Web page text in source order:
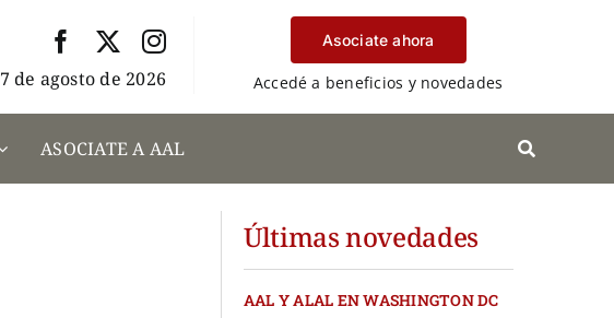
7 de agosto de 2026
Asociate ahora
Accedé a beneficios y novedades
ASOCIATE A AAL
Últimas novedades
AAL Y ALAL EN WASHINGTON DC